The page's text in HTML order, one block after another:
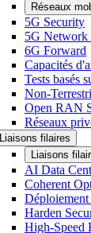
Réseaux
5G Security
5G Network
6G Forward
Capacités
Tests basés
Non-
Open RAN
Réseaux
Liaisons filaires
Liaisons
AI Data
Coherent
Déploiement
Harden
High-Speed